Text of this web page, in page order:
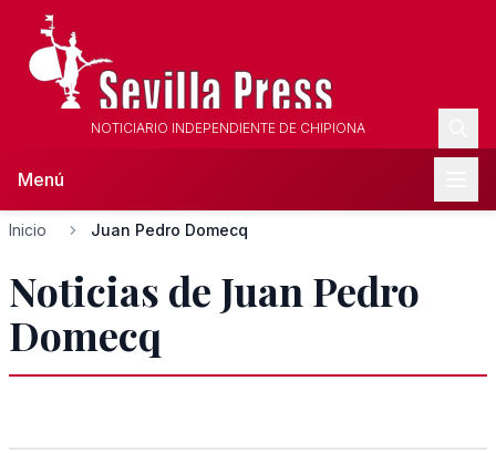
NOTICIARIO INDEPENDIENTE DE CHIPIONA
Menú
Inicio Juan Pedro Domecq
Noticias de Juan Pedro
Domecq